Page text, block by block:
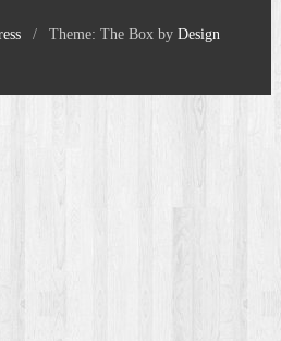
/ Theme: The Box byDesign